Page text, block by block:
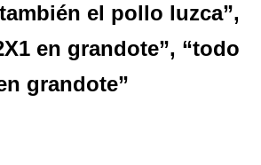
el pollo luzca”,
en grandote”, “todo
grandote”